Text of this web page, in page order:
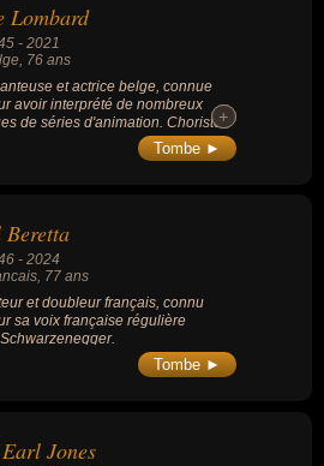
Lombard
- 2021
, 76 ans
et actrice belge, connue
avoir interprété de nombreux
de séries d'animation. Choriste
Aznavour pendant plus de 30
aussi dirigé de nombreux
+
+
Tombe ►
- 2024
, 77 ans
et doubleur français, connu
sa voix française régulière
Tombe ►
Jones